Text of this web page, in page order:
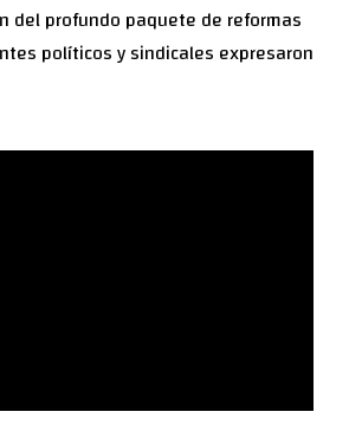
del profundo paquete de reformas
políticos y sindicales expresaron